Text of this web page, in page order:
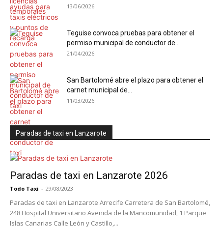
13/06/2026
Teguise convoca pruebas para obtener el
permiso municipal de conductor de...
21/04/2026
San Bartolomé abre el plazo para obtener el
carnet municipal de...
11/03/2026
Paradas de taxi en Lanzarote
Paradas de taxi en Lanzarote 2026
Todo Taxi - 29/08/2023
Paradas de taxi en Lanzarote Arrecife Carretera de San Bartolomé,
248 Hospital Universitario Avenida de la Mancomunidad, 1 Parque
Islas Canarias Calle León y Castillo,...